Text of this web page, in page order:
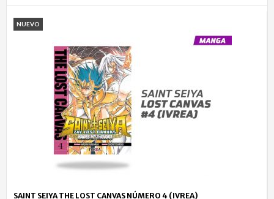
NUEVO
SAINT SEIYA THE LOST CANVAS NÚMERO 4 (IVREA)